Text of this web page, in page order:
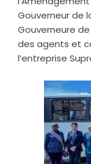
Gouverneur de
Gouverneure
des agents et
l’entreprise